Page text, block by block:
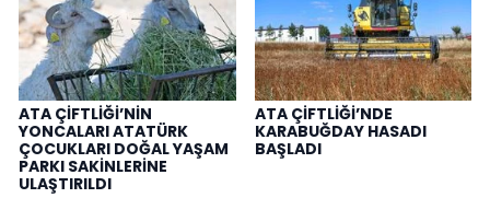
ATA ÇİFTLİĞİ’NİN
YONCALARI ATATÜRK
ÇOCUKLARI DOĞAL YAŞAM
PARKI SAKİNLERİNE
ULAŞTIRILDI
ATA ÇİFTLİĞİ’NDE
KARABUĞDAY HASADI
BAŞLADI